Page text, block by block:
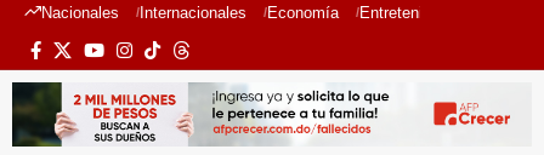
Nacionales Internacionales Economía Entretenimiento